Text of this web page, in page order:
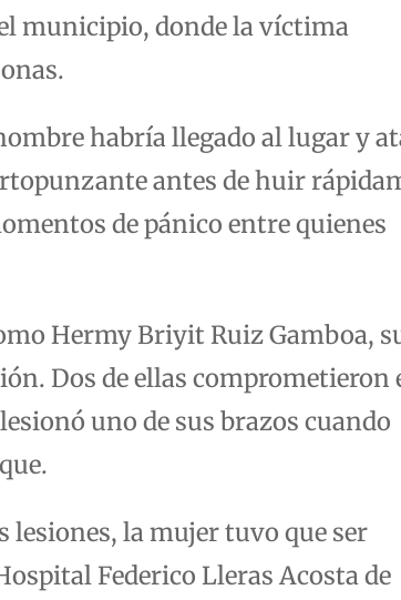
municipio, donde la víctima
habría llegado al lugar y
antes de huir
de pánico entre quienes
Hermy Briyit Ruiz Gamboa,
Dos de ellas comprometieron
uno de sus brazos cuando
lesiones, la mujer tuvo que ser
Federico Lleras Acosta de